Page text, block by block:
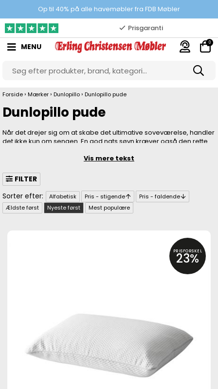
Op til 40% på alle havemøbler fra FDB Møbler
100% danskejet webshop
Prisgaranti
10.000 m2 showroom
Gratis & gode parkeringsforhold
MENU 0
Forside › Mærker › Dunlopillo › Dunlopillo pude
Dunlopillo pude
Når det drejer sig om at skabe det ultimative soveværelse, handler
det ikke kun om sengen. En god nats søvn kræver også den rette
Denne pude er ikke som de andre – den tilbyder en unik støtte og
Vis mere tekst
FILTER
Alfabetisk Pris - stigende
Pris - faldende
Ældste først
Nyeste først Mest populære
PRISFORSKEL
23%